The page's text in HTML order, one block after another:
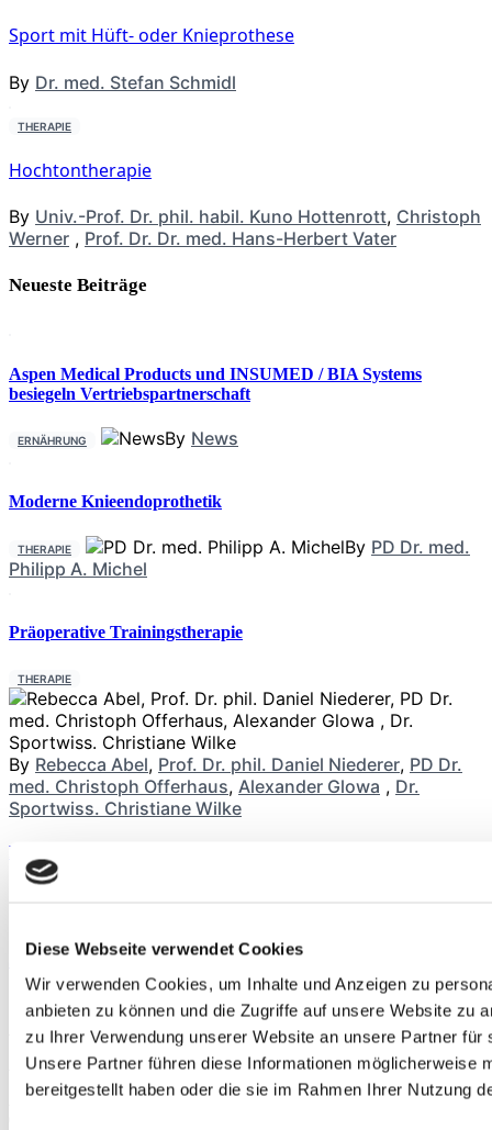
Diese Webseite verwendet Cookies
Wir verwenden Cookies, um Inhalte und Anzeigen zu
anbieten zu können und die Zugriffe auf unsere Website zu
zu Ihrer Verwendung unserer Website an unsere Partner
Unsere Partner führen diese Informationen möglicherweise
bereitgestellt haben oder die sie im Rahmen Ihrer Nutzung
Sport mit Hüft- oder Knieprothese
By Dr. med. Stefan Schmidl
THERAPIE
Hochtontherapie
By Univ.-Prof. Dr. phil. habil. Kuno Hottenrott, Christoph
Werner , Prof. Dr. Dr. med. Hans-Herbert Vater
Neueste Beiträge
Aspen Medical Products und INSUMED / BIA Systems
besiegeln Vertriebspartnerschaft
ERNÄHRUNG By News
Moderne Knieendoprothetik
THERAPIE By PD Dr. med.
Philipp A. Michel
Präoperative Trainingstherapie
THERAPIE
By Rebecca Abel, Prof. Dr. phil. Daniel Niederer, PD Dr.
med. Christoph Offerhaus, Alexander Glowa , Dr.
Sportwiss. Christiane Wilke
Kreatin für Longevity
Sport mit Hüft- oder Knieprothese
TRAINING By Dr. med. Stefan
Schmidl
Anstehende Veranstaltungen
Aug. 29